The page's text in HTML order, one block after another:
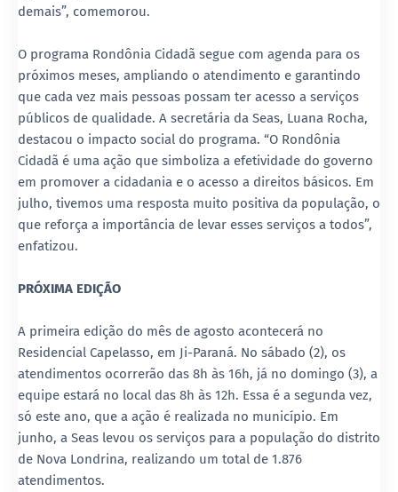
demais”, comemorou.
O programa Rondônia Cidadã segue com agenda para os
próximos meses, ampliando o atendimento e garantindo
que cada vez mais pessoas possam ter acesso a serviços
públicos de qualidade. A secretária da Seas, Luana Rocha,
destacou o impacto social do programa. “O Rondônia
Cidadã é uma ação que simboliza a efetividade do governo
em promover a cidadania e o acesso a direitos básicos. Em
julho, tivemos uma resposta muito positiva da população, o
que reforça a importância de levar esses serviços a todos”,
enfatizou.
PRÓXIMA EDIÇÃO
A primeira edição do mês de agosto acontecerá no
Residencial Capelasso, em Ji-Paraná. No sábado (2), os
atendimentos ocorrerão das 8h às 16h, já no domingo (3), a
equipe estará no local das 8h às 12h. Essa é a segunda vez,
só este ano, que a ação é realizada no município. Em
junho, a Seas levou os serviços para a população do distrito
de Nova Londrina, realizando um total de 1.876
atendimentos.